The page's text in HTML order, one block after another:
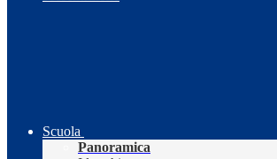
Scuola
Panoramica